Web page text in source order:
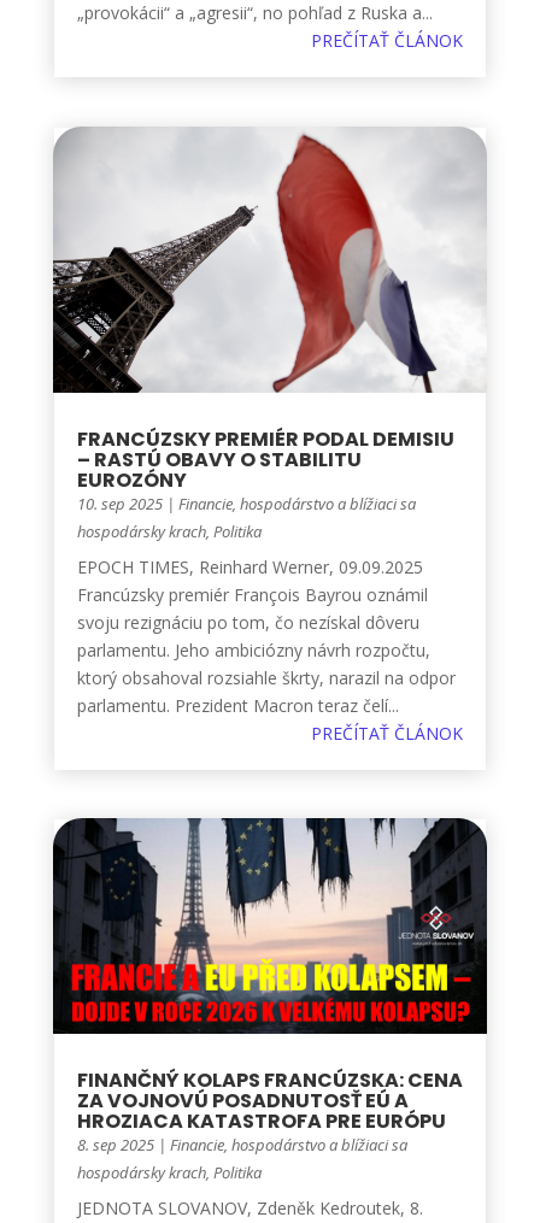
„provokácii“ a „agresii“, no pohľad z Ruska a...
PREČÍTAŤ ČLÁNOK
FRANCÚZSKY PREMIÉR PODAL DEMISIU
– RASTÚ OBAVY O STABILITU
EUROZÓNY
10. sep 2025| Financie, hospodárstvo a blížiaci sa
hospodársky krach, Politika
EPOCH TIMES, Reinhard Werner, 09.09.2025
Francúzsky premiér François Bayrou oznámil
svoju rezignáciu po tom, čo nezískal dôveru
parlamentu. Jeho ambiciózny návrh rozpočtu,
ktorý obsahoval rozsiahle škrty, narazil na odpor
parlamentu. Prezident Macron teraz čelí...
PREČÍTAŤ ČLÁNOK
FINANČNÝ KOLAPS FRANCÚZSKA: CENA
ZA VOJNOVÚ POSADNUTOSŤ EÚ A
HROZIACA KATASTROFA PRE EURÓPU
8. sep 2025| Financie, hospodárstvo a blížiaci sa
hospodársky krach, Politika
JEDNOTA SLOVANOV, Zdeněk Kedroutek, 8.